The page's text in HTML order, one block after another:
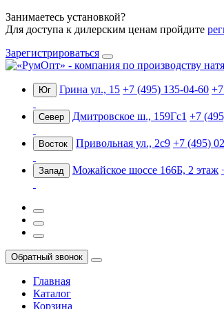
Занимаетесь установкой?
Для доступа к дилерским ценам пройдите
Зарегистрироваться
Юг Грина ул., 15 +7 (495) 135-04-60
Север Дмитровское ш., 159Гс1 +7
Восток Привольная ул., 2с9 +7 (495)
Запад Можайское шоссе 166Б, 2 этаж
Обратный звонок
Главная
Каталог
Корзина